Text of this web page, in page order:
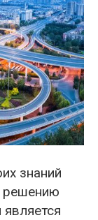
знаний
решению